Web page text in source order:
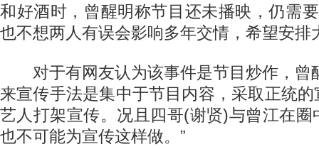
和好酒时，曾醒明称节目还未播映，仍需
也不想两人有误会影响多年交情，希望安排
对于有网友认为该事件是节目炒作，曾
来宣传手法是集中于节目内容，采取正统
艺人打架宣传。况且四哥(谢贤)与曾江在
也不可能为宣传这样做。”